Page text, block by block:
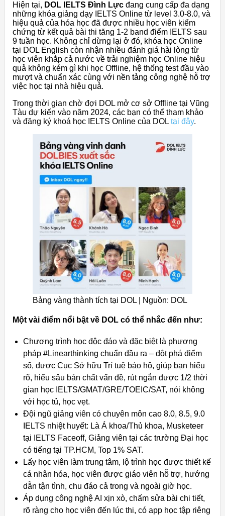
Hiện tại, DOL IELTS Đình Lực đang cung cấp đa dạng
những khóa giảng dạy IELTS Online từ level 3.0-8.0, và
hiệu quả của hóa học đã được nhiều học viên kiểm
chứng từ kết quả bài thi tăng 1-2 band điểm IELTS sau
9 tuần học. Không chỉ dừng lại ở đó, khóa học Online
tại DOL English còn nhận nhiều đánh giá hài lòng từ
học viên khắp cả nước về trải nghiệm học Online hiệu
quả không kém gì khi học Offline, hệ thống test đầu vào
mượt và chuẩn xác cùng với nền tảng công nghệ hỗ trợ
việc học tại nhà hiệu quả.
Trong thời gian chờ đợi DOL mở cơ sở Offline tại Vũng
Tàu dự kiến vào năm 2024, các bạn có thể tham khảo
và đăng ký khoá học IELTS Online của DOL tại đây.
Bảng vàng thành tích tại DOL | Nguồn: DOL
Một vài điểm nổi bật về DOL có thể nhắc đến như:
Chương trình học độc đáo và đặc biệt là phương
pháp #Linearthinking chuẩn đầu ra – đột phá điểm
số, được Cục Sở hữu Trí tuệ bảo hộ, giúp bạn hiểu
rõ, hiểu sâu bản chất vấn đề, rút ngắn được 1/2 thời
gian học IELTS/GMAT/GRE/TOEIC/SAT, nói không
với học tủ, học vẹt.
Đội ngũ giảng viên có chuyên môn cao 8.0, 8.5, 9.0
IELTS nhiệt huyết: Là Á khoa/Thủ khoa, Musketeer
tại IELTS Faceoff, Giảng viên tại các trường Đại học
có tiếng tại TP.HCM, Top 1% SAT.
Lấy học viên làm trung tâm, lộ trình học được thiết kế
cá nhân hóa, học viên được giáo viên hỗ trợ, hướng
dẫn tận tình, chu đáo cả trong và ngoài giờ học.
Áp dụng công nghệ AI xịn xò, chấm sửa bài chi tiết,
rõ ràng cho học viên đến lúc thi, có app học tập riêng